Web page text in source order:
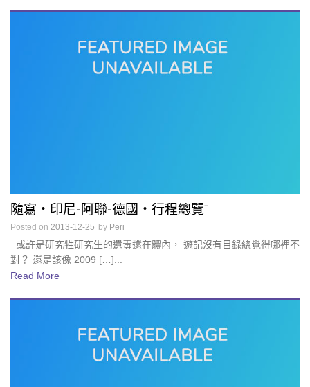
隨寫・印尼-阿聯-德國・行程總覽ˉ
Posted on 2013-12-25 by Peri
或許是研究牲研究生的遺毒還在體內， 遊記沒有目錄總覺得哪裡不
對？ 還是該像 2009 […]...
Read More